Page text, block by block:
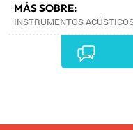
MÁS SOBRE:
INSTRUMENTOS
CONCIERTOS•LOS40•
•AGENDA
•PRISA MEDIA
COMUNICACIÓN•